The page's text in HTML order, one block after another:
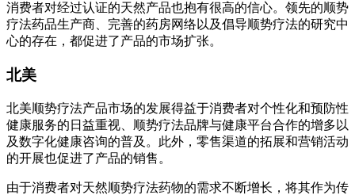
消费者对经过认证的天然产品也抱有很高的信心。领先的顺势
疗法药品生产商、完善的药房网络以及倡导顺势疗法的研究中
心的存在，都促进了产品的市场扩张。
北美
北美顺势疗法产品市场的发展得益于消费者对个性化和预防性
健康服务的日益重视、顺势疗法品牌与健康平台合作的增多以
及数字化健康咨询的普及。此外，零售渠道的拓展和营销活动
的开展也促进了产品的销售。
由于消费者对天然顺势疗法药物的需求不断增长，将其作为传